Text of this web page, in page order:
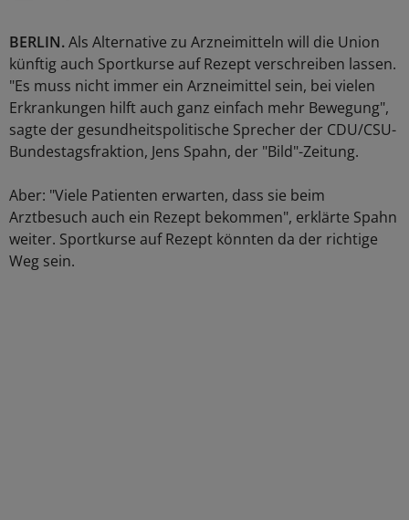
BERLIN.Als Alternative zu Arzneimitteln will die Union
künftig auch Sportkurse auf Rezept verschreiben lassen.
"Es muss nicht immer ein Arzneimittel sein, bei vielen
Erkrankungen hilft auch ganz einfach mehr Bewegung",
sagte der gesundheitspolitische Sprecher der CDU/CSU-
Bundestagsfraktion, Jens Spahn, der "Bild"-Zeitung.
Aber: "Viele Patienten erwarten, dass sie beim
Arztbesuch auch ein Rezept bekommen", erklärte Spahn
weiter. Sportkurse auf Rezept könnten da der richtige
Weg sein.